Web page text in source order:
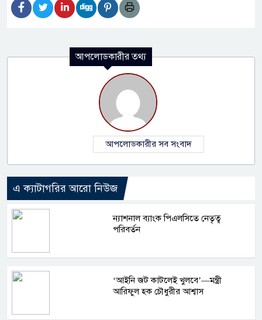
আপলোডকারীর তথ্য
আপলোডকারীর সব সংবাদ
এ ক্যাটাগরির আরো নিউজ
ন্যাশনাল ব্যাংক পিএলসিতে নেতৃত্ব
পরিবর্তন
‘আইনি জট কাটলেই খুলবে’—মন্ত্রী
আরিফুল হক চৌধুরীর আশ্বাস